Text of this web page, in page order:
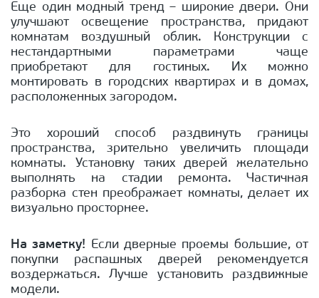
Еще один модный тренд – широкие двери. Они
улучшают освещение пространства, придают
комнатам воздушный облик. Конструкции с
нестандартными параметрами чаще
приобретают для гостиных. Их можно
монтировать в городских квартирах и в домах,
расположенных загородом.
Это хороший способ раздвинуть границы
пространства, зрительно увеличить площади
комнаты. Установку таких дверей желательно
выполнять на стадии ремонта. Частичная
разборка стен преображает комнаты, делает их
визуально просторнее.
На заметку! Если дверные проемы большие, от
покупки распашных дверей рекомендуется
воздержаться. Лучше установить раздвижные
модели.